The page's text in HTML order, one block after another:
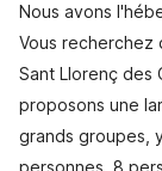
Nous avons
Vous recherchez
Sant Llorenç des
proposons une
grands groupes,
personnes, 8